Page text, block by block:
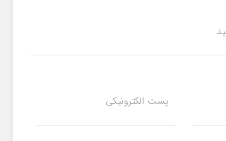
پست الکترونیکی